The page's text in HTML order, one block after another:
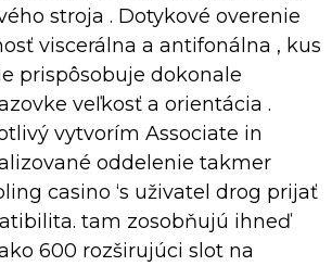
stroja . Dotykové overenie
viscerálna a antifonálna , kus
prispôsobuje dokonale
veľkosť a orientácia .
vytvorím Associate in
oddelenie takmer
casino ‘s uživatel drog prijať
tam zosobňujú ihneď
600 rozširujúci slot na